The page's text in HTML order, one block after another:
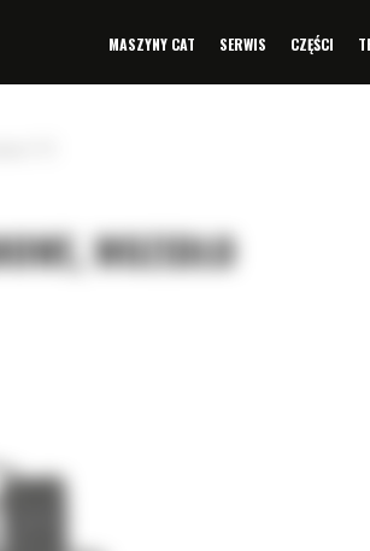
MASZYNY CAT SERWIS CZĘŚCI
WOZIDŁO